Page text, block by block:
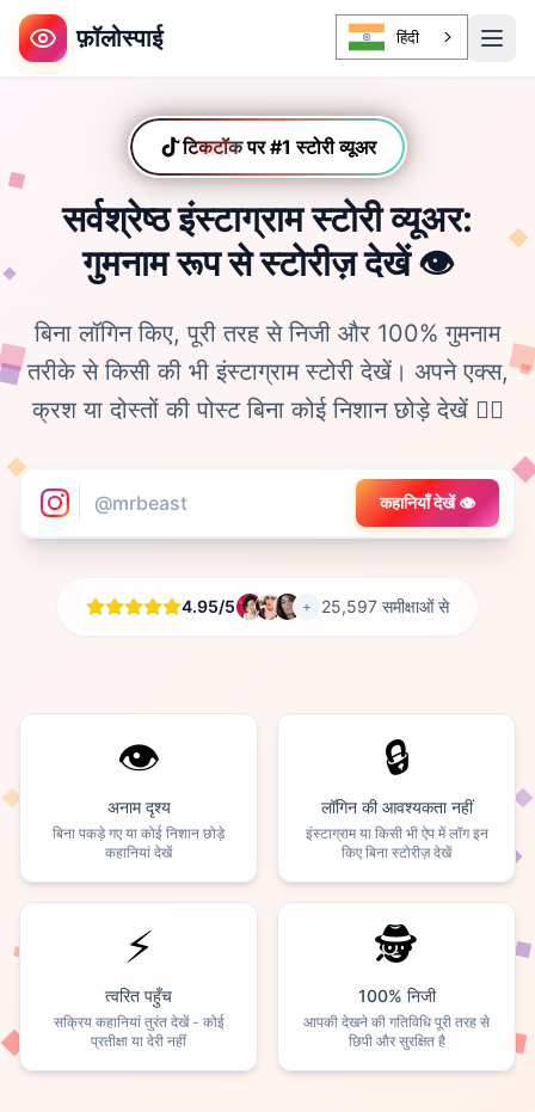
फ़ॉलोस्पाई हिंदी
टिकटॉक
टिकटॉकपर #1 स्टोरी व्यूअर
सर्वश्रेष्ठ इंस्टाग्राम स्टोरी व्यूअर:
गुमनाम रूप से स्टोरीज़ देखें 👁️
बिना लॉगिन किए, पूरी तरह से निजी और 100% गुमनाम
तरीके से किसी की भी इंस्टाग्राम स्टोरी देखें। अपने एक्स,
क्रश या दोस्तों की पोस्ट बिना कोई निशान छोड़े देखें 🕵️‍♀️
कहानियाँ देखें 👁️
4.95/5 + 25,597 समीक्षाओं से
👁️
अनाम दृश्य
बिना पकड़े गए या कोई निशान छोड़े
कहानियां देखें
🔒
लॉगिन की आवश्यकता नहीं
इंस्टाग्राम या किसी भी ऐप में लॉग इन
किए बिना स्टोरीज़ देखें
⚡
त्वरित पहुँच
सक्रिय कहानियां तुरंत देखें - कोई
प्रतीक्षा या देरी नहीं
🕵️
100% निजी
आपकी देखने की गतिविधि पूरी तरह से
छिपी और सुरक्षित है